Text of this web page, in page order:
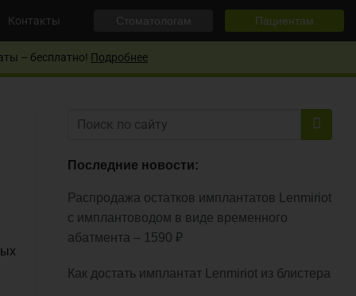
Контакты Стоматологам Пациентам
– бесплатно! Подробнее
Последние новости:
Распродажа остатков имплантатов Lenmiriot
с имплантоводом в виде временного
абатмента – 1590 ₽
Как достать имплантат Lenmiriot из блистера